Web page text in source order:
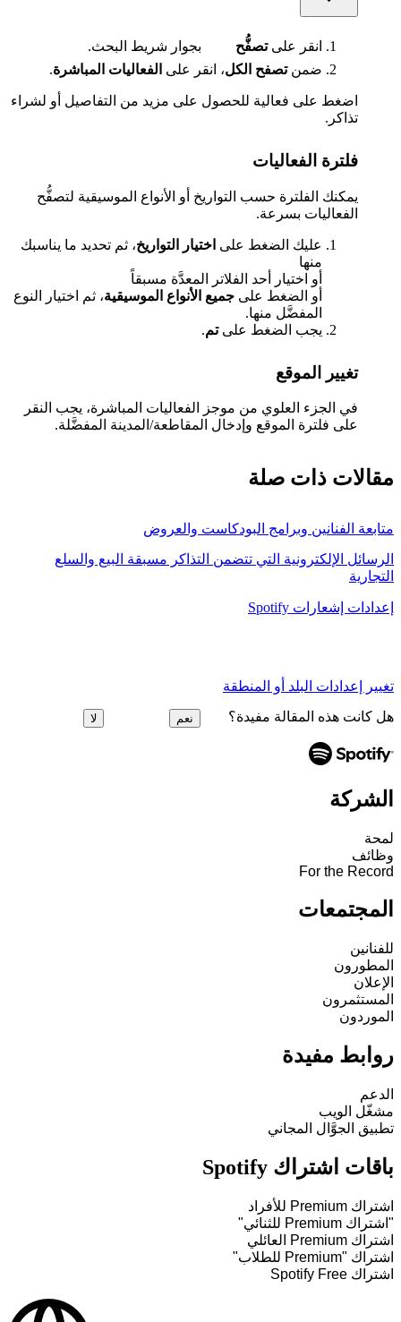
انقر علىتصفُّح
بجوار شريط البحث.
ضمنتصفح الكل، انقر على الفعاليات المباشرة.
اضغط على فعالية للحصول على مزيد من التفاصيل أو لشراء
تذاكر.
فلترة الفعاليات
يمكنك الفلترة حسب التواريخ أو الأنواع الموسيقية لتصفُّح
الفعاليات بسرعة.
عليك الضغط على اختيار التواريخ، ثم تحديد ما يناسبك
منها
أو اختيار أحد الفلاتر المعدَّة مسبقاً
أو الضغط على جميع الأنواع الموسيقية، ثم اختيار النوع
المفضَّل منها.
يجب الضغط علىتم.
تغيير الموقع
في الجزء العلوي من موجز الفعاليات المباشرة، يجب النقر
على فلترة الموقع وإدخال المقاطعة/المدينة المفضَّلة.
مقالات ذات صلة
متابعة الفنانين وبرامج البودكاست والعروض
الرسائل الإلكترونية التي تتضمن التذاكر مسبقة البيع والسلع
التجارية
إعدادات إشعارات Spotify
تغيير إعدادات البلد أو المنطقة
هل كانت هذه المقالة مفيدة؟ نعم لا
الشركة
لمحة
وظائف
For the Record
المجتمعات
للفنانين
المطورون
الإعلان
المستثمرون
الموردون
روابط مفيدة
الدعم
مشغّل الويب
تطبيق الجوَّال المجاني
باقات اشتراك Spotify
اشتراك Premium للأفراد
"اشتراك Premium للثنائي"
اشتراك Premium العائلي
اشتراك "Premium للطلاب"
اشتراك Spotify Free